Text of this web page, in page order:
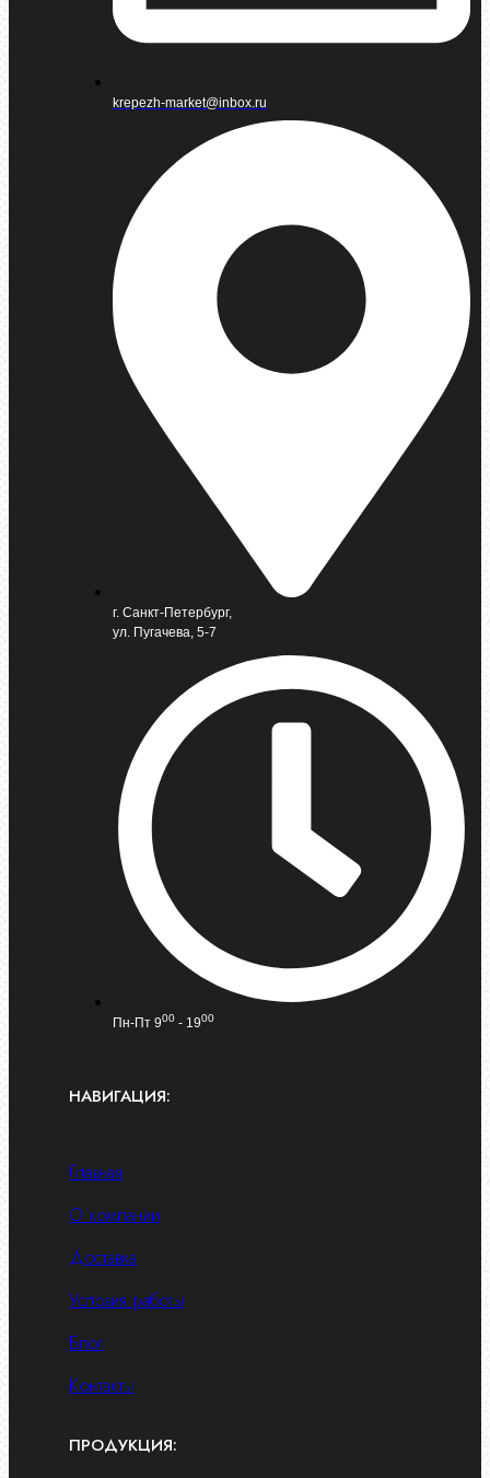
krepezh-market@inbox.ru
г. Санкт-Петербург,
ул. Пугачева, 5-7
Пн-Пт 900 - 1900
НАВИГАЦИЯ:
Главная
О компании
Доставка
Условия работы
Блог
Контакты
ПРОДУКЦИЯ: